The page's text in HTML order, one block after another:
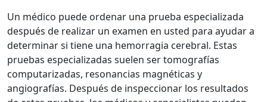
Un médico puede ordenar una prueba especializada
después de realizar un examen en usted para ayudar a
determinar si tiene una hemorragia cerebral. Estas
pruebas especializadas suelen ser tomografías
computarizadas, resonancias magnéticas y
angiografías. Después de inspeccionar los resultados